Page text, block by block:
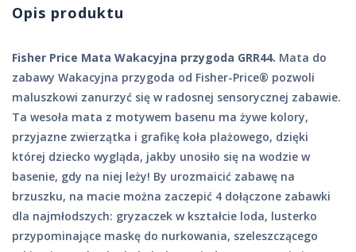
Opis produktu
Fisher Price Mata Wakacyjna przygoda GRR44. Mata do
zabawy Wakacyjna przygoda od Fisher-Price® pozwoli
maluszkowi zanurzyć się w radosnej sensorycznej zabawie.
Ta wesoła mata z motywem basenu ma żywe kolory,
przyjazne zwierzątka i grafikę koła plażowego, dzięki
której dziecko wygląda, jakby unosiło się na wodzie w
basenie, gdy na niej leży! By urozmaicić zabawę na
brzuszku, na macie można zaczepić 4 dołączone zabawki
dla najmłodszych: gryzaczek w kształcie loda, lusterko
przypominające maskę do nurkowania, szeleszczącego